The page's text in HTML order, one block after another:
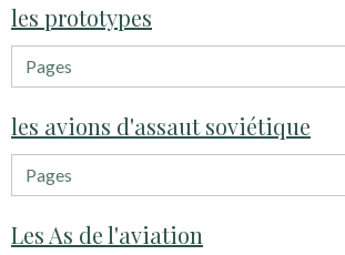
les prototypes
les avions d'assaut soviétique
Les As de l'aviation